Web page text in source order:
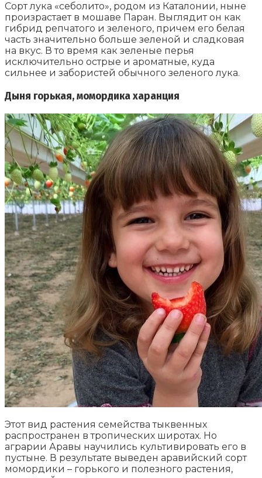
Сорт лука «себолито», родом из Каталонии, ныне
произрастает в мошаве Паран. Выглядит он как
гибрид репчатого и зеленого, причем его белая
часть значительно больше зеленой и сладковая
на вкус. В то время как зеленые перья
исключительно острые и ароматные, куда
сильнее и забористей обычного зеленого лука.
Дыня горькая, момордика харанция
Этот вид растения семейства тыквенных
распространен в тропических широтах. Но
аграрии Аравы научились культивировать его в
пустыне. В результате выведен аравийский сорт
момордики – горького и полезного растения,